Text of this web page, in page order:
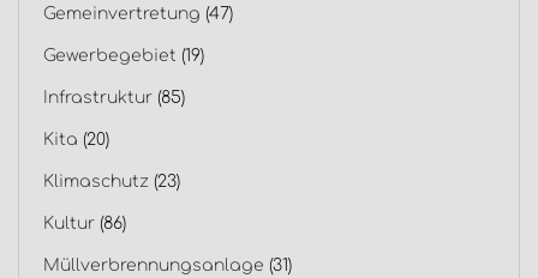
Gemeinvertretung (47)
Gewerbegebiet (19)
Infrastruktur (85)
Kita (20)
Klimaschutz (23)
Kultur (86)
Müllverbrennungsanlage (31)